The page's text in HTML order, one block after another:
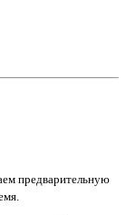
предварительную